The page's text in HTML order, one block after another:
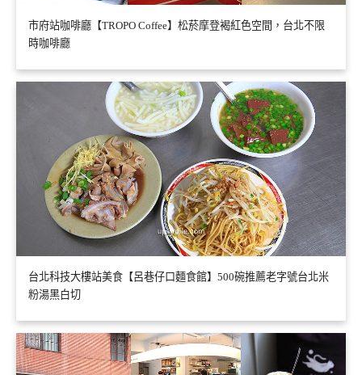
市府站咖啡廳【TROPO Coffee】松菸摩登褐紅色空間，台北不限
時咖啡廳
台北科技大樓站美食【呂巷仔口麵食館】500碗推薦老字號台北米
粉湯黑白切